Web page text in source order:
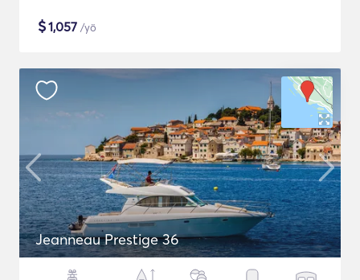
$1,057 /yö
Jeanneau Prestige 36